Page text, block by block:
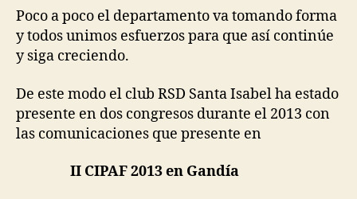
Poco a poco el departamento va tomando forma
y todos unimos esfuerzos para que así continúe
y siga creciendo.
De este modo el club RSD Santa Isabel ha estado
presente en dos congresos durante el 2013 con
las comunicaciones que presente en
II CIPAF 2013 en Gandía